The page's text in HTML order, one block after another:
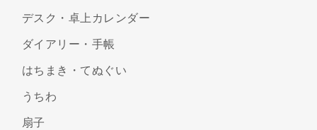
デスク・卓上カレンダー
ダイアリー・手帳
はちまき・てぬぐい
うちわ
扇子